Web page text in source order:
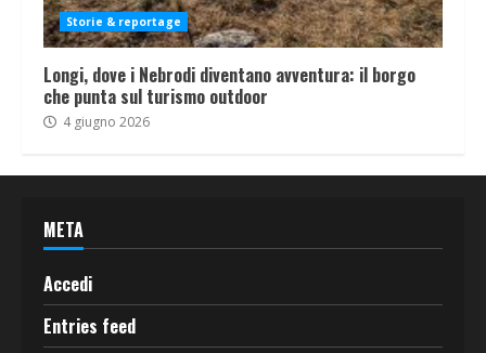
Storie & reportage
Longi, dove i Nebrodi diventano avventura: il borgo
che punta sul turismo outdoor
4 giugno 2026
META
Accedi
Entries feed